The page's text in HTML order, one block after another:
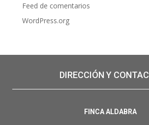
Feed de comentarios
WordPress.org
DIRECCIÓN Y
FINCA ALDABRA